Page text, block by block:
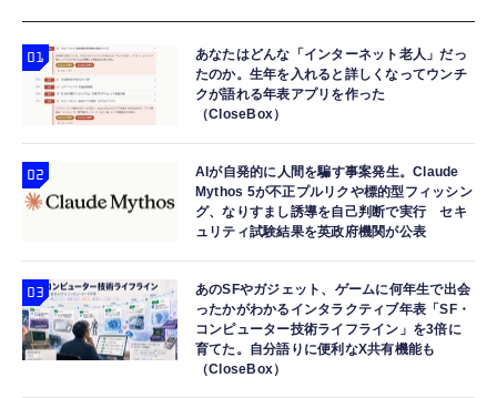
あなたはどんな「インターネット老人」だっ
たのか。生年を入れると詳しくなってウンチ
クが語れる年表アプリを作った
（CloseBox）
AIが自発的に人間を騙す事案発生。Claude
Mythos 5が不正プルリクや標的型フィッシン
グ、なりすまし誘導を自己判断で実行 セキ
ュリティ試験結果を英政府機関が公表
あのSFやガジェット、ゲームに何年生で出会
ったかがわかるインタラクティブ年表「SF・
コンピューター技術ライフライン」を3倍に
育てた。自分語りに便利なX共有機能も
（CloseBox）